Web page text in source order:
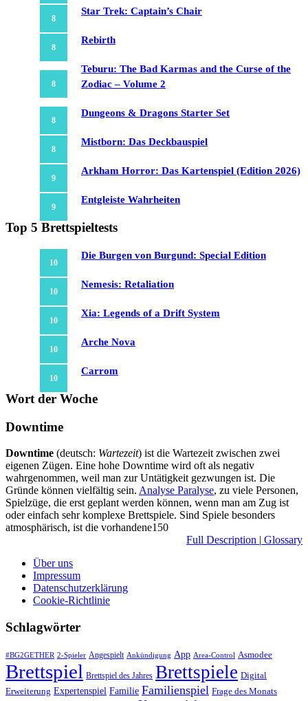
8
Star Trek: Captain’s Chair
8
Rebirth
8
Teburu: The Bad Karmas and the Curse of the
Zodiac – Volume 2
8
Dungeons & Dragons Starter Set
8
Mistborn: Das Deckbauspiel
9
Arkham Horror: Das Kartenspiel (Edition 2026)
9
Entgleiste Wahrheiten
Top 5 Brettspieltests
10
Die Burgen von Burgund: Special Edition
10
Nemesis: Retaliation
10
Xia: Legends of a Drift System
10
Arche Nova
10
Carrom
Wort der Woche
Downtime
Downtime (deutsch: Wartezeit) ist die Wartezeit zwischen zwei
eigenen Zügen. Eine hohe Downtime wird oft als negativ
wahrgenommen, weil man zur Untätigkeit gezwungen ist. Die
Gründe können vielfältig sein. Analyse Paralyse, zu viele Personen,
Spielzüge, die erst geplant werden können, wenn man am Zug ist
oder einfach sehr komplexe Brettspiele. Sind Spiele besonders
atmosphärisch, ist die vorhandene150
Full Description
Glossary
Über uns
Impressum
Datenschutzerklärung
Cookie-Richtlinie
Schlagwörter
#BG2GETHER 2-Spieler Angespielt Ankündigung App Area-Control Asmodee
Brettspiel Brettspiel des Jahres Brettspiele Digital
Erweiterung Expertenspiel Familie Familienspiel Frage des Monats